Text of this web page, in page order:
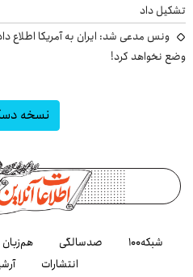
تشکیل داد
ونس مدعی شد: ایران به آمریکا اطلاع
وضع نخواهد کرد!
نسخه
شبکه۱۰۰ صدسالگی هم‌زبان
انتشارات